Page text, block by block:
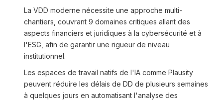
La VDD moderne nécessite une approche multi-
chantiers, couvrant 9 domaines critiques allant des
aspects financiers et juridiques à la cybersécurité et à
l'ESG, afin de garantir une rigueur de niveau
institutionnel.
Les espaces de travail natifs de l'IA comme Plausity
peuvent réduire les délais de DD de plusieurs semaines
à quelques jours en automatisant l'analyse des